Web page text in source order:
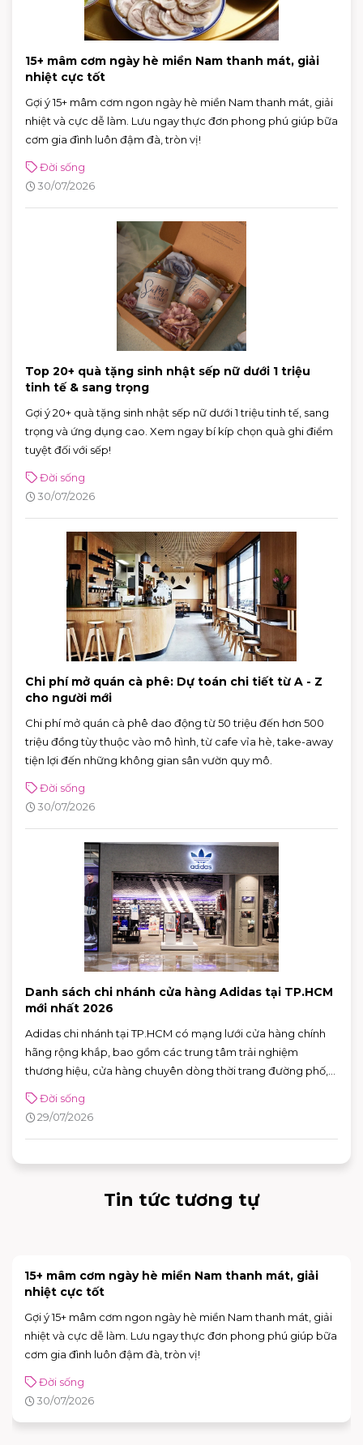
15+ mâm cơm ngày hè miền Nam thanh mát, giải
nhiệt cực tốt
Gợi ý 15+ mâm cơm ngon ngày hè miền Nam thanh mát, giải
nhiệt và cực dễ làm. Lưu ngay thực đơn phong phú giúp bữa
cơm gia đình luôn đậm đà, tròn vị!
Đời sống
30/07/2026
Top 20+ quà tặng sinh nhật sếp nữ dưới 1 triệu
tinh tế & sang trọng
Gợi ý 20+ quà tặng sinh nhật sếp nữ dưới 1 triệu tinh tế, sang
trọng và ứng dụng cao. Xem ngay bí kíp chọn quà ghi điểm
tuyệt đối với sếp!
Đời sống
30/07/2026
Chi phí mở quán cà phê: Dự toán chi tiết từ A - Z
cho người mới
Chi phí mở quán cà phê dao động từ 50 triệu đến hơn 500
triệu đồng tùy thuộc vào mô hình, từ cafe vỉa hè, take-away
tiện lợi đến những không gian sân vườn quy mô.
Đời sống
30/07/2026
Danh sách chi nhánh cửa hàng Adidas tại TP.HCM
mới nhất 2026
Adidas chi nhánh tại TP.HCM có mạng lưới cửa hàng chính
hãng rộng khắp, bao gồm các trung tâm trải nghiệm
thương hiệu, cửa hàng chuyên dòng thời trang đường phố,
hình và vị trí thuận tiện, khách hàng có thể dễ dàng tìm được
adidas chi nhánh phù hợp để mua sắm và trải nghiệm các
Đời sống
29/07/2026
Tin tức tương tự
15+ mâm cơm ngày hè miền Nam thanh mát, giải
nhiệt cực tốt
Gợi ý 15+ mâm cơm ngon ngày hè miền Nam thanh mát, giải
nhiệt và cực dễ làm. Lưu ngay thực đơn phong phú giúp bữa
cơm gia đình luôn đậm đà, tròn vị!
Đời sống
30/07/2026